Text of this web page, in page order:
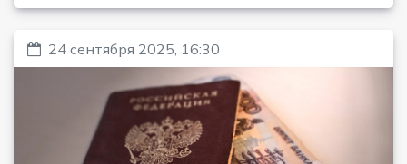
24 сентября 2025, 16:30